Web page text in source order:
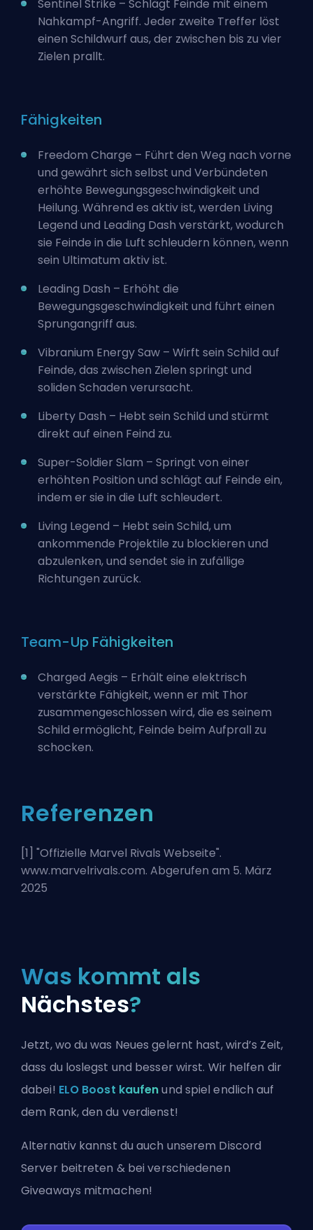
Sentinel Strike – Schlägt Feinde mit einem
Nahkampf-Angriff. Jeder zweite Treffer löst
einen Schildwurf aus, der zwischen bis zu vier
Zielen prallt.
Fähigkeiten
Freedom Charge – Führt den Weg nach vorne
und gewährt sich selbst und Verbündeten
erhöhte Bewegungsgeschwindigkeit und
Heilung. Während es aktiv ist, werden Living
Legend und Leading Dash verstärkt, wodurch
sie Feinde in die Luft schleudern können, wenn
sein Ultimatum aktiv ist.
Leading Dash – Erhöht die
Bewegungsgeschwindigkeit und führt einen
Sprungangriff aus.
Vibranium Energy Saw – Wirft sein Schild auf
Feinde, das zwischen Zielen springt und
soliden Schaden verursacht.
Liberty Dash – Hebt sein Schild und stürmt
direkt auf einen Feind zu.
Super-Soldier Slam – Springt von einer
erhöhten Position und schlägt auf Feinde ein,
indem er sie in die Luft schleudert.
Living Legend – Hebt sein Schild, um
ankommende Projektile zu blockieren und
abzulenken, und sendet sie in zufällige
Richtungen zurück.
Team-Up Fähigkeiten
Charged Aegis – Erhält eine elektrisch
verstärkte Fähigkeit, wenn er mit Thor
zusammengeschlossen wird, die es seinem
Schild ermöglicht, Feinde beim Aufprall zu
schocken.
Referenzen
[1] "Offizielle Marvel Rivals Webseite".
www.marvelrivals.com. Abgerufen am 5. März
2025
Was kommt als
Nächstes?
Jetzt, wo du was Neues gelernt hast, wird’s Zeit,
dass du loslegst und besser wirst. Wir helfen dir
dabei! ELO Boost kaufenund spiel endlich auf
dem Rank, den du verdienst!
Alternativ kannst du auch unserem Discord
Server beitreten & bei verschiedenen
Giveaways mitmachen!